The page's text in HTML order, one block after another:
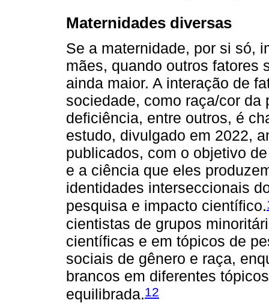
Maternidades diversas
Se a maternidade, por si só,
mães, quando outros fatores
ainda maior. A interação de
sociedade, como raça/cor
deficiência, entre outros, é
estudo, divulgado em 2022,
publicados, com o objetivo
e a ciência que eles
identidades interseccionais
pesquisa e impacto científico.
cientistas de grupos
científicas e em tópicos de
sociais de gênero e raça,
brancos em diferentes
equilibrada.12